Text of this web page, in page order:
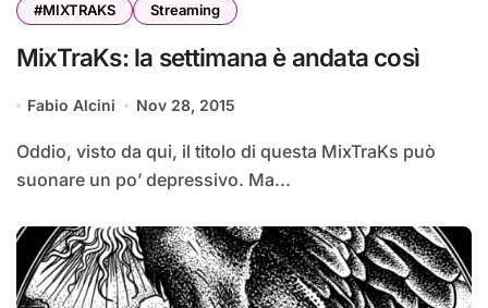
#MIXTRAKS Streaming
MixTraKs: la settimana è andata così
Fabio Alcini Nov 28, 2015
Oddio, visto da qui, il titolo di questa MixTraKs può
suonare un po’ depressivo. Ma...